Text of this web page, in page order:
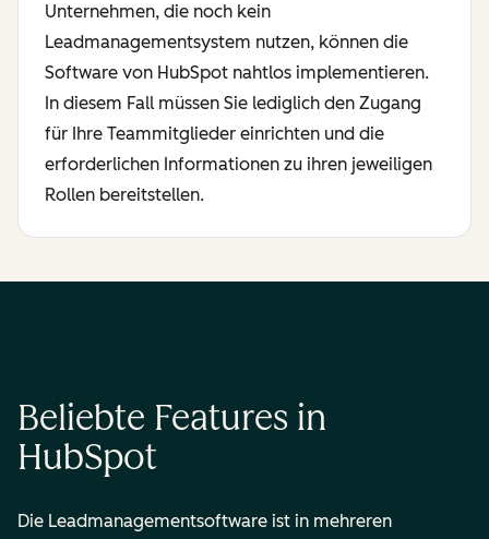
Unternehmen, die noch kein
Leadmanagementsystem nutzen, können die
Software von HubSpot nahtlos implementieren.
In diesem Fall müssen Sie lediglich den Zugang
für Ihre Teammitglieder einrichten und die
erforderlichen Informationen zu ihren jeweiligen
Rollen bereitstellen.
Beliebte Features in
HubSpot
Die Leadmanagementsoftware ist in mehreren